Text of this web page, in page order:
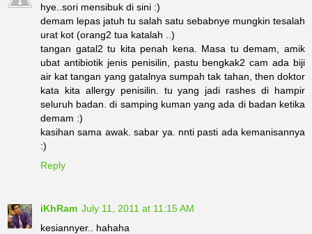
hye..sori mensibuk di sini :)
demam lepas jatuh tu salah satu sebabnye mungkin tesalah
urat kot (orang2 tua katalah ..)
tangan gatal2 tu kita penah kena. Masa tu demam, amik
ubat antibiotik jenis penisilin, pastu bengkak2 cam ada biji
air kat tangan yang gatalnya sumpah tak tahan, then doktor
kata kita allergy penisilin. tu yang jadi rashes di hampir
seluruh badan. di samping kuman yang ada di badan ketika
demam :)
kasihan sama awak. sabar ya. nnti pasti ada kemanisannya
:)
Reply
iKhRam July 11, 2011 at 11:15 AM
kesiannyer.. hahaha